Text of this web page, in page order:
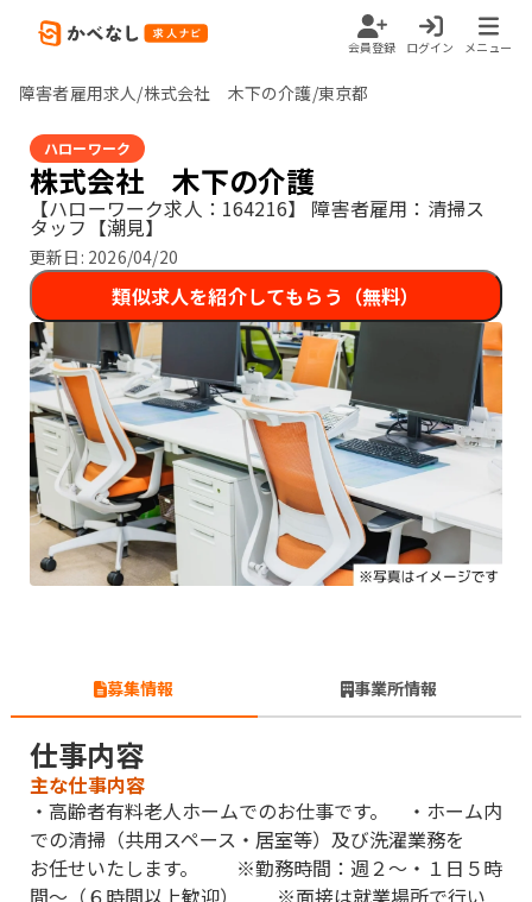
会員登録 ログイン メニュー
障害者雇用求人/株式会社 木下の介護/東京都
ハローワーク
株式会社 木下の介護
【ハローワーク求人：164216】 障害者雇用：清掃ス
タッフ【潮見】
更新日: 2026/04/20
類似求人を紹介してもらう（無料）
募集情報 事業所情報
仕事内容
主な仕事内容
・高齢者有料老人ホームでのお仕事です。 ・ホーム内
での清掃（共用スペース・居室等）及び洗濯業務を
お任せいたします。 ※勤務時間：週２〜・１日５時